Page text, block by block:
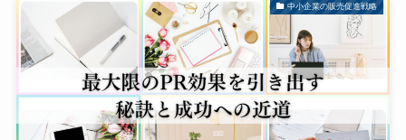
中小企業の販売促進戦略